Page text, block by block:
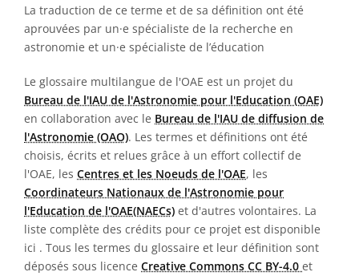
La traduction de ce terme et de sa définition ont été
aprouvées par un·e spécialiste de la recherche en
astronomie et un·e spécialiste de l’éducation
Le glossaire multilangue de l'OAE est un projet du
Bureau de l'IAU de l'Astronomie pour l'Education (OAE)
en collaboration avec le Bureau de l'IAU de diffusion de
l'Astronomie (OAO). Les termes et définitions ont été
choisis, écrits et relues grâce à un effort collectif de
l'OAE, les Centres et les Noeuds de l'OAE, les
Coordinateurs Nationaux de l'Astronomie pour
l'Education de l'OAE(NAECs) et d'autres volontaires. La
liste complète des crédits pour ce projet est disponible
ici . Tous les termes du glossaire et leur définition sont
déposés sous licence Creative Commons CC BY-4.0 et